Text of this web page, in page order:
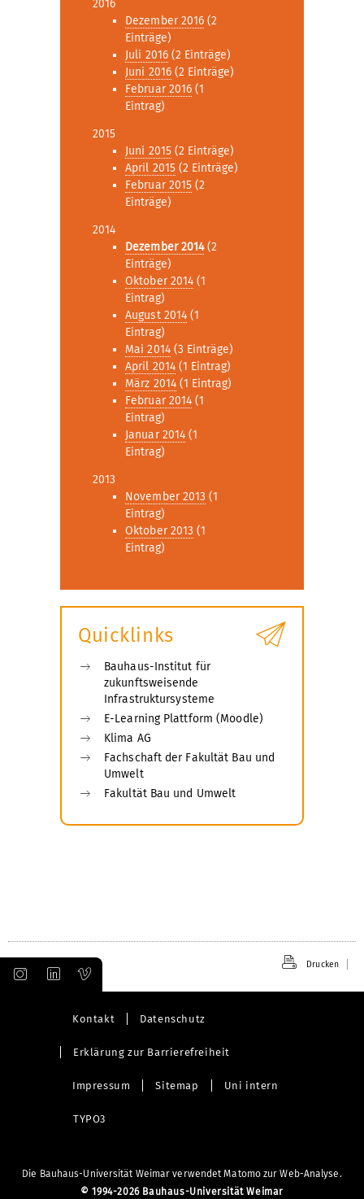
2016
Dezember 2016 (2
Einträge)
Juli 2016(2 Einträge)
Juni 2016(2 Einträge)
Februar 2016 (1
Eintrag)
2015
Juni 2015(2 Einträge)
April 2015 (2 Einträge)
Februar 2015 (2
Einträge)
2014
Dezember 2014(2
Einträge)
Oktober 2014 (1
Eintrag)
August 2014 (1
Eintrag)
Mai 2014(3 Einträge)
April 2014 (1 Eintrag)
März 2014(1 Eintrag)
Februar 2014 (1
Eintrag)
Januar 2014 (1
Eintrag)
2013
November 2013 (1
Eintrag)
Oktober 2013 (1
Eintrag)
Quicklinks
Bauhaus-Institut für
zukunftsweisende
Infrastruktursysteme
E-Learning Plattform (Moodle)
Klima AG
Fachschaft der Fakultät Bau und
Umwelt
Fakultät Bau und Umwelt
Drucken
Kontakt Datenschutz
Erklärung zur Barrierefreiheit
Impressum Sitemap Uni intern
TYPO3
Die Bauhaus-Universität Weimar verwendet Matomo zur Web-Analyse.
© 1994-2026 Bauhaus-Universität Weimar